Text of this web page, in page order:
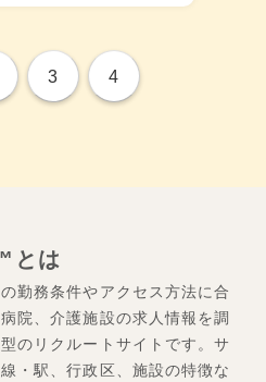
3 4
とは
勤務条件やアクセス方法に合
院、介護施設の求人情報を調
のリクルートサイトです。サ
・駅、行政区、施設の特徴な